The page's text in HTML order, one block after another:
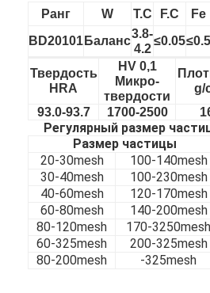
Ранг W T.C F.C Fe
BD20101 Баланс
3.8-
4.2
≤0.05≤0.5
Твердость
HRA
HV 0,1
Микро-
твердости
g/
93.0-93.7
1700-2500
Регулярный размер
Размер частицы
20-30mesh
100-140mesh
30-40mesh
100-230mesh
40-60mesh
120-170mesh
60-80mesh
140-200mesh
80-120mesh
170-3250mesh
60-325mesh
200-325mesh
80-200mesh
-325mesh